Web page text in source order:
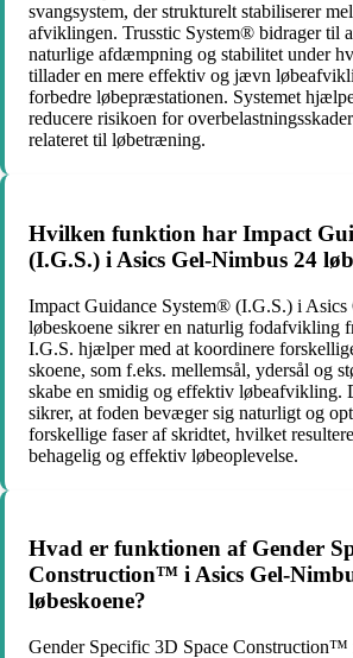
svangsystem, der strukturelt stabiliserer
afviklingen. Trusstic System® bidrager til
naturlige afdæmpning og stabilitet under
tillader en mere effektiv og jævn
forbedre løbepræstationen. Systemet
reducere risikoen for
relateret til løbetræning.
Hvilken funktion har Impact
(I.G.S.) i Asics Gel-Nimbus 24
Impact Guidance System® (I.G.S.) i
løbeskoene sikrer en naturlig fodafvikling
I.G.S. hjælper med at koordinere
skoene, som f.eks. mellemsål, ydersål og
skabe en smidig og effektiv løbeafvikling.
sikrer, at foden bevæger sig naturligt og
forskellige faser af skridtet, hvilket
behagelig og effektiv løbeoplevelse.
Hvad er funktionen af Gender
Construction™ i Asics Gel-
løbeskoene?
Gender Specific 3D Space